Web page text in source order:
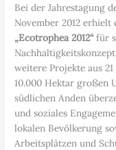
Bei der Jahrestagung
November 2012
„Ecotrophea 2012“für
weitere Projekte aus
10.000 Hektar großen
südlichen Anden
und soziales
lokalen Bevölkerung
Arbeitsplätzen und